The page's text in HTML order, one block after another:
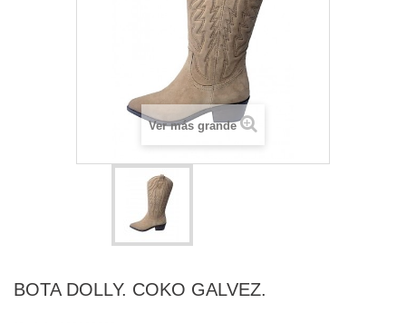
Ver más grande
BOTA DOLLY. COKO GALVEZ.